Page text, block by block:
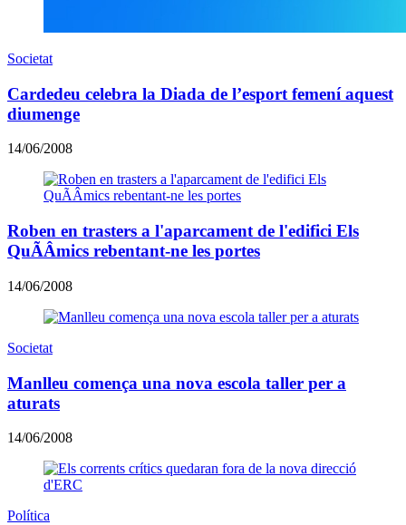
Societat
Cardedeu celebra la Diada de l’esport femení aquest
diumenge
14/06/2008
Roben en trasters a l'aparcament de l'edifici Els
QuÃÂ­mics rebentant-ne les portes
14/06/2008
Societat
Manlleu comença una nova escola taller per a
aturats
14/06/2008
Política